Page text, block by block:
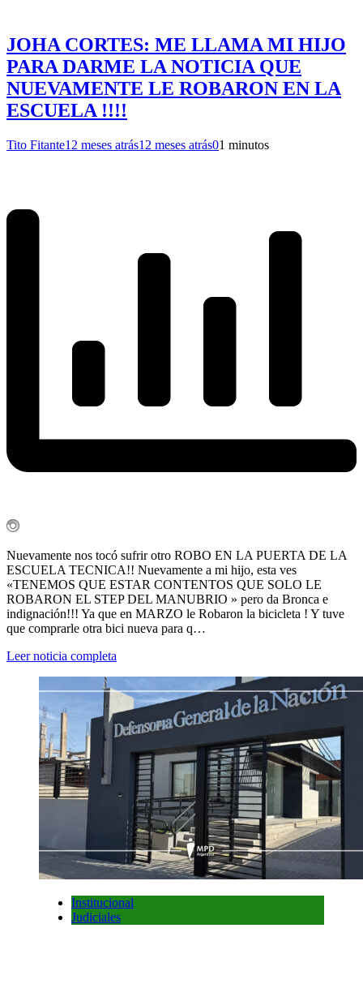
JOHA CORTES: ME LLAMA MI HIJO
PARA DARME LA NOTICIA QUE
NUEVAMENTE LE ROBARON EN LA
ESCUELA !!!!
Tito Fitante12 meses atrás12 meses atrás01 minutos
Nuevamente nos tocó sufrir otro ROBO EN LA PUERTA DE LA
ESCUELA TECNICA!! Nuevamente a mi hijo, esta ves
«TENEMOS QUE ESTAR CONTENTOS QUE SOLO LE
ROBARON EL STEP DEL MANUBRIO » pero da Bronca e
indignación!!! Ya que en MARZO le Robaron la bicicleta ! Y tuve
que comprarle otra bici nueva para q…
Leer noticia completa
Institucional
Judiciales